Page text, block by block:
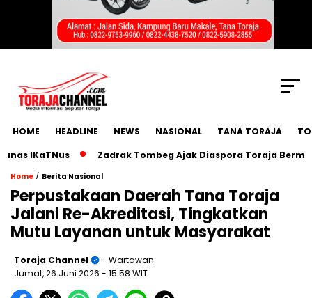
HOME HEADLINE NEWS NASIONAL TANA TORAJA
IKaTNus
Zadrak Tombeg Ajak Diaspora Toraja Bermimpi
Home / Berita Nasional
Perpustakaan Daerah Tana Toraja
Jalani Re-Akreditasi, Tingkatkan
Mutu Layanan untuk Masyarakat
Toraja Channel
- Wartawan
Jumat, 26 Juni 2026 - 15:58 WIT